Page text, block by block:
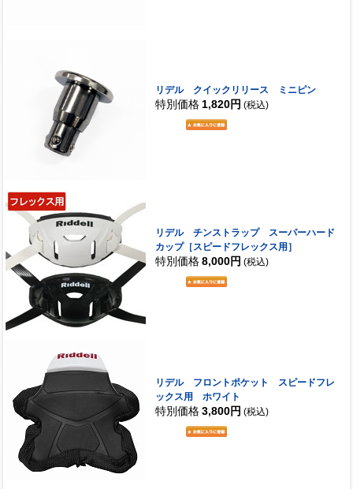
リデル クイックリリース ミニピン
特別価格 1,820円 (税込)
リデル チンストラップ スーパーハード
カップ［スピードフレックス用］
特別価格 8,000円 (税込)
リデル フロントポケット スピードフレ
ックス用 ホワイト
特別価格 3,800円 (税込)